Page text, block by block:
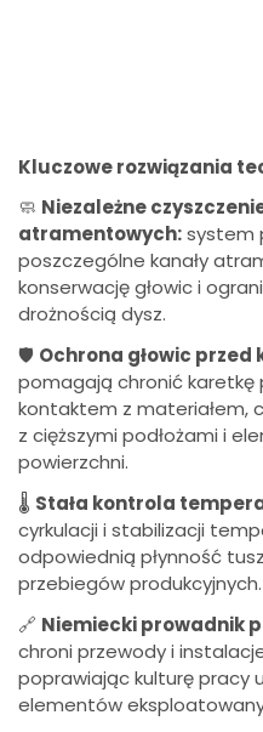
Kluczowe rozwiązania
🧼 Niezależne
atramentowych:system
poszczególne kanały
konserwację głowic i
drożnością dysz.
🛡️ Ochrona głowic przed
pomagają chronić karetkę
kontaktem z materiałem,
z cięższymi podłożami i
powierzchni.
🌡️ Stała kontrola
cyrkulacji i stabilizacji
odpowiednią płynność
przebiegów produkcyjnych.
🔗 Niemiecki prowadnik
chroni przewody i
poprawiając kulturę pracy
elementów